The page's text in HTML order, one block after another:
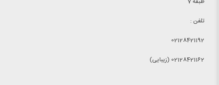
تلفن :
02128421192
02128421162 (زیبایی)